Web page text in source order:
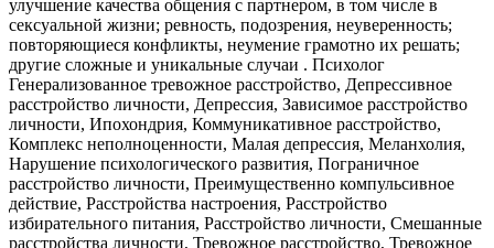
улучшение качества общения с партнером, в том числе в
сексуальной жизни; ревность, подозрения, неуверенность;
повторяющиеся конфликты, неумение грамотно их решать;
другие сложные и уникальные случаи ​​​​​​​. Психолог
Генерализованное тревожное расстройство, Депрессивное
расстройство личности, Депрессия, Зависимое расстройство
личности, Ипохондрия, Коммуникативное расстройство,
Комплекс неполноценности, Малая депрессия, Меланхолия,
Нарушение психологического развития, Пограничное
расстройство личности, Преимущественно компульсивное
действие, Расстройства настроения, Расстройство
избирательного питания, Расстройство личности, Смешанные
расстройства личности, Тревожное расстройство, Тревожное